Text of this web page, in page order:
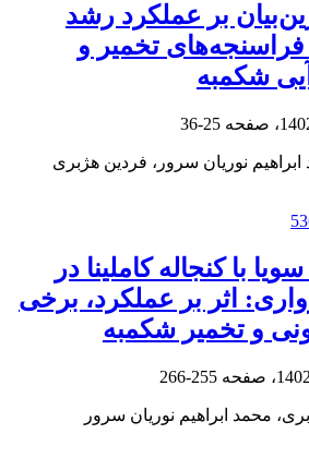
بر عملکرد رشد
فراسنجه‌های تخمیر و
شکمبه
25-36
نوریان سرور، فردین هژبری
با کنجاله کاملینا در
اثر بر عملکرد، برخی
و تخمیر شکمبه
255-266
محمد ابراهیم نوریان سرور